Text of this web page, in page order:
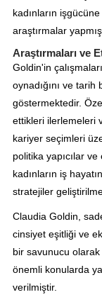
kadınların
araştırmalar
Araştırmaları ve
Goldin'in
oynadığını ve
göstermektedir.
ettikleri ilerlemeleri
kariyer seçimleri
politika yapıcılar
kadınların iş
stratejiler
Claudia Goldin,
cinsiyet eşitliği ve
bir savunucu olarak
önemli konularda
verilmiştir.